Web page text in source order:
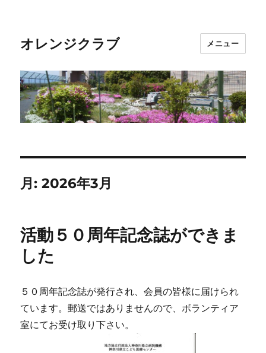
オレンジクラブ メニュー
月:2026年3月
活動５０周年記念誌ができま
した
５０周年記念誌が発行され、会員の皆様に届けられ
ています。郵送ではありませんので、ボランティア
室にてお受け取り下さい。